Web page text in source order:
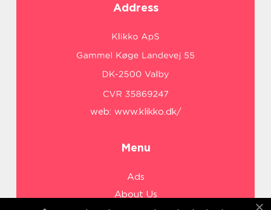
Address
web: www.klikko.dk/
Menu
Ads
About Us